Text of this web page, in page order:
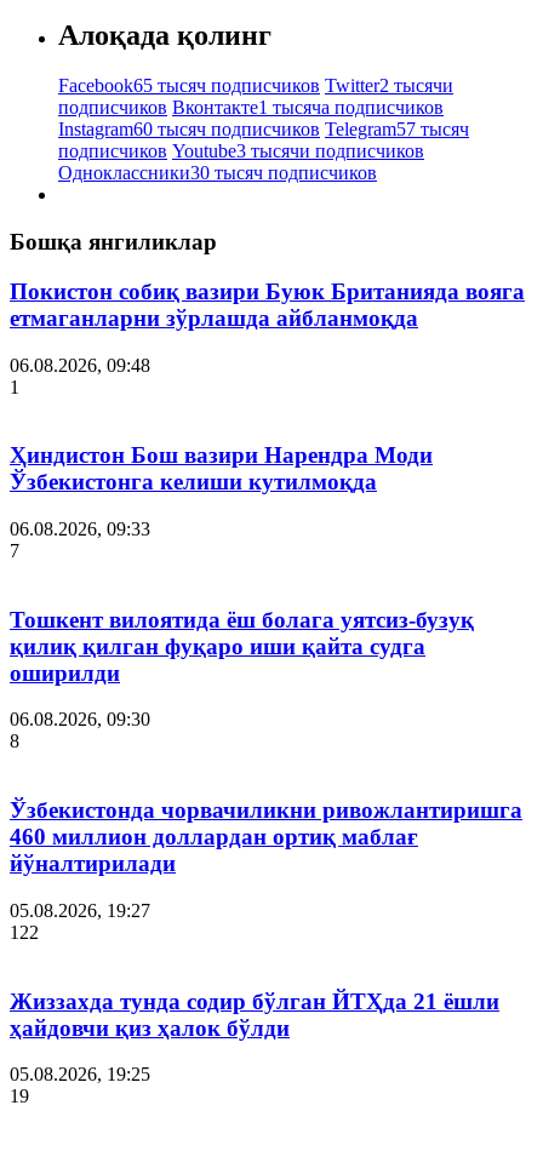
Алоқада қолинг
Facebook65 тысяч подписчиков Twitter2 тысячи
подписчиков Вконтакте1 тысяча подписчиков
Instagram60 тысяч подписчиков Telegram57 тысяч
подписчиков Youtube3 тысячи подписчиков
Одноклассники30 тысяч подписчиков
Бошқа янгиликлар
Покистон собиқ вазири Буюк Британияда вояга
етмаганларни зўрлашда айбланмоқда
06.08.2026, 09:48
1
Ҳиндистон Бош вазири Нарендра Моди
Ўзбекистонга келиши кутилмоқда
06.08.2026, 09:33
7
Тошкент вилоятида ёш болага уятсиз-бузуқ
қилиқ қилган фуқаро иши қайта судга
оширилди
06.08.2026, 09:30
8
Ўзбекистонда чорвачиликни ривожлантиришга
460 миллион доллардан ортиқ маблағ
йўналтирилади
05.08.2026, 19:27
122
Жиззахда тунда содир бўлган ЙТҲда 21 ёшли
ҳайдовчи қиз ҳалок бўлди
05.08.2026, 19:25
19